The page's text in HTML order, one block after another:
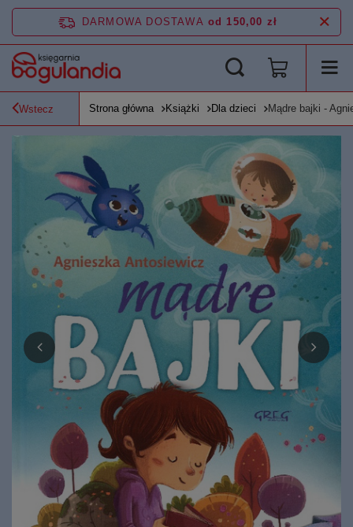
DARMOWA DOSTAWA od 150,00 zł
Wstecz Strona główna Książki Dla dzieci Mądre bajki -